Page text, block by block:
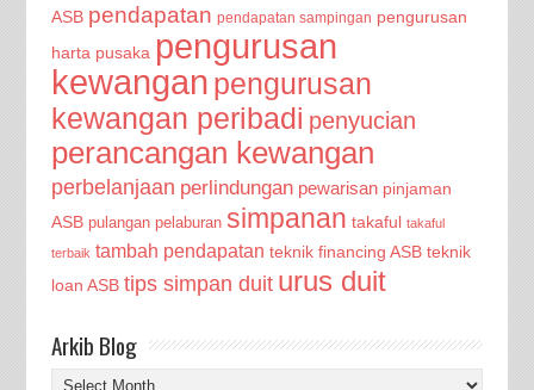
ASB pendapatan pendapatan sampingan pengurusan
harta pusaka pengurusan
kewangan pengurusan
kewangan peribadi penyucian
perancangan kewangan
perbelanjaan perlindungan pewarisan pinjaman
ASB pulangan pelaburan simpanan takaful takaful
terbaik tambah pendapatan teknik financing ASB teknik
loan ASB tips simpan duit urus duit
Arkib Blog
Arkib